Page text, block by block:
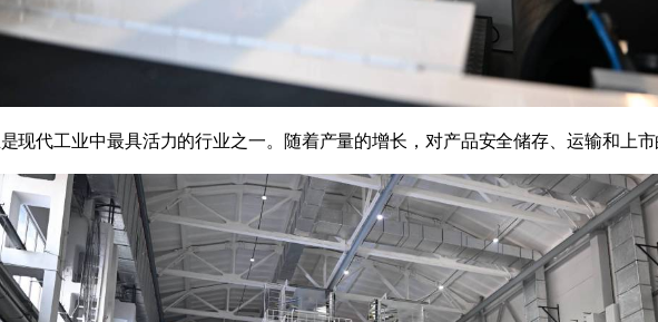
现代工业中最具活力的行业之一。随着产量的增长，对产品安全储存、运输和上市